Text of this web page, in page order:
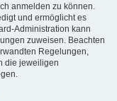
anmelden zu können.
und ermöglicht es
Administration kann
zuweisen. Beachten
Regelungen,
die jeweiligen